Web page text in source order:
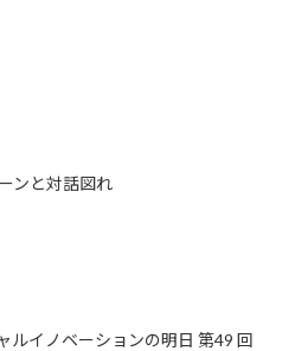
ンと対話図れ
イノベーションの明日 第49 回